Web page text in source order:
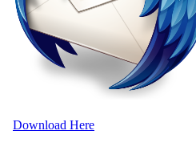
Download Here